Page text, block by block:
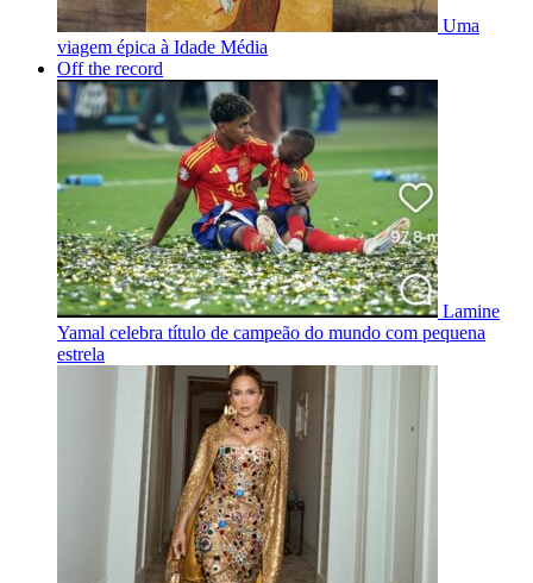
Uma
viagem épica à Idade Média
Off the record
Lamine
Yamal celebra título de campeão do mundo com pequena
estrela